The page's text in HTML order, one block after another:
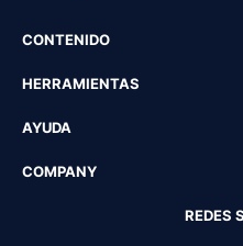
CONTENIDO
HERRAMIENTAS
AYUDA
COMPANY
REDES